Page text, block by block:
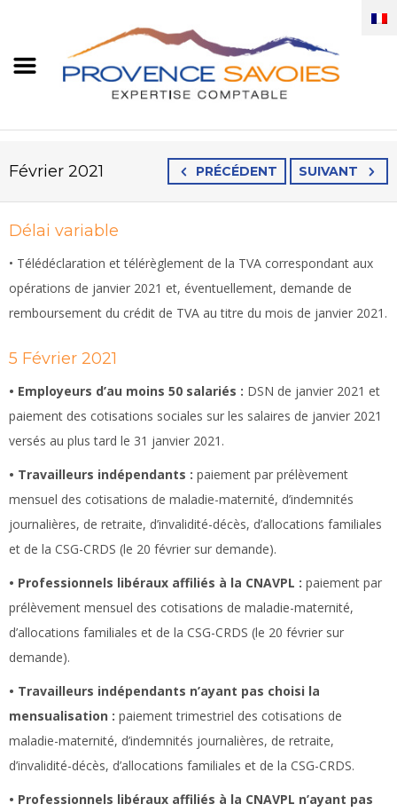
PRÉCÉDENT SUIVANT
Février 2021
Délai variable
• Télédéclaration et télérèglement de la TVA correspondant aux
opérations de janvier 2021 et, éventuellement, demande de
remboursement du crédit de TVA au titre du mois de janvier 2021.
5 Février 2021
• Employeurs d’au moins 50 salariés : DSN de janvier 2021 et
paiement des cotisations sociales sur les salaires de janvier 2021
versés au plus tard le 31 janvier 2021.
• Travailleurs indépendants : paiement par prélèvement
mensuel des cotisations de maladie-maternité, d’indemnités
journalières, de retraite, d’invalidité-décès, d’allocations familiales
et de la CSG-CRDS (le 20 février sur demande).
• Professionnels libéraux affiliés à la CNAVPL : paiement par
prélèvement mensuel des cotisations de maladie-maternité,
d’allocations familiales et de la CSG-CRDS (le 20 février sur
demande).
• Travailleurs indépendants n’ayant pas choisi la
mensualisation : paiement trimestriel des cotisations de
maladie-maternité, d’indemnités journalières, de retraite,
d’invalidité-décès, d’allocations familiales et de la CSG-CRDS.
• Professionnels libéraux affiliés à la CNAVPL n’ayant pas